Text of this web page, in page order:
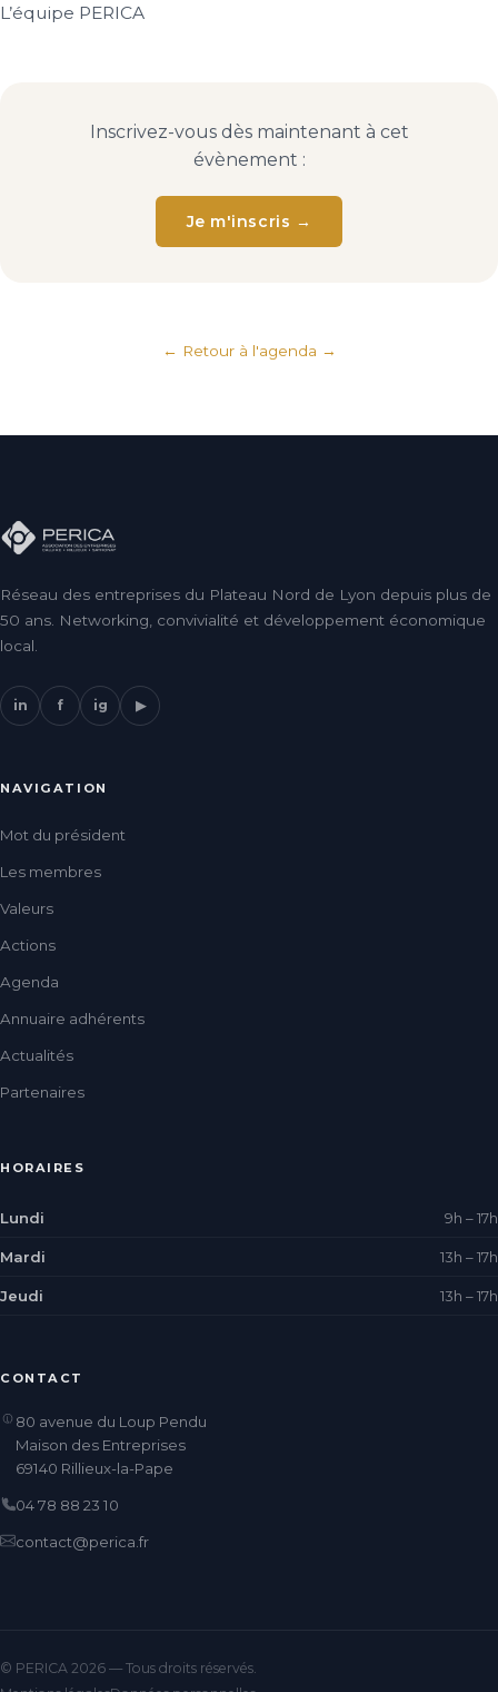
L’équipe PERICA
Inscrivez-vous dès maintenant à cet
évènement :
Je m'inscris →
← Retour à l'agenda
Réseau des entreprises du Plateau Nord de Lyon depuis plus de
50 ans. Networking, convivialité et développement économique
local.
in f ig ▶
NAVIGATION
Mot du président
Les membres
Valeurs
Actions
Agenda
Annuaire adhérents
Actualités
Partenaires
HORAIRES
Lundi 9h – 17h
Mardi 13h – 17h
Jeudi 13h – 17h
CONTACT
80 avenue du Loup Pendu
Maison des Entreprises
69140 Rillieux-la-Pape
04 78 88 23 10
contact@perica.fr
© PERICA 2026 — Tous droits réservés.